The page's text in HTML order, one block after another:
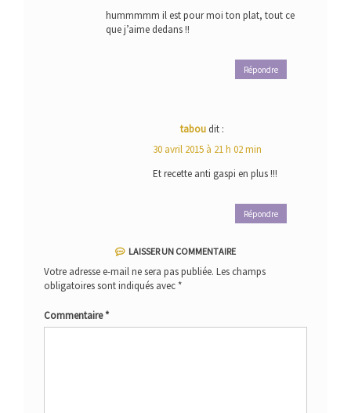
hummmmm il est pour moi ton plat, tout ce
que j’aime dedans !!
Répondre
tabou dit :
30 avril 2015 à 21 h 02 min
Et recette anti gaspi en plus !!!
Répondre
LAISSER UN COMMENTAIRE
Votre adresse e-mail ne sera pas publiée. Les champs
obligatoires sont indiqués avec *
Commentaire*